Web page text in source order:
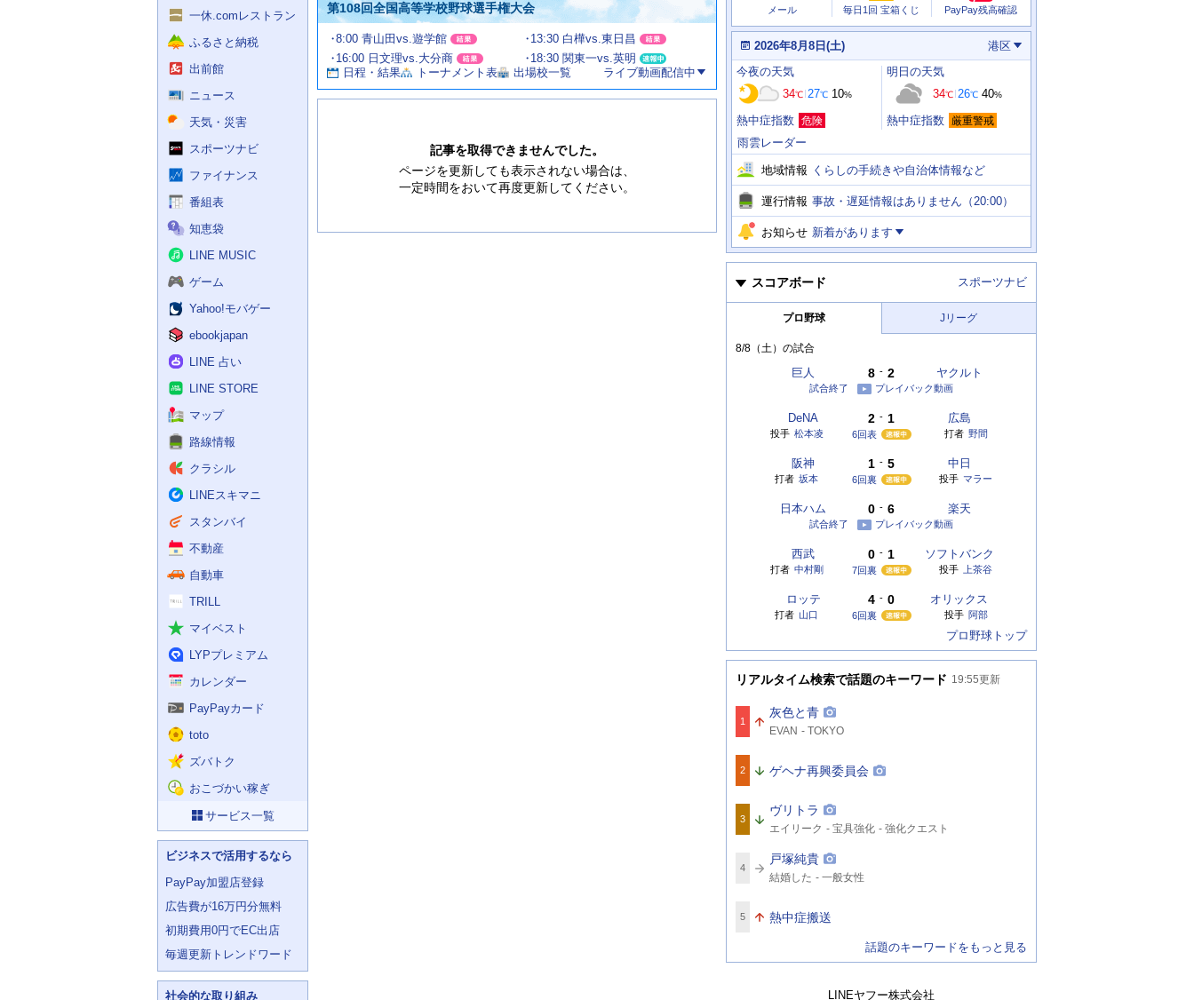
一休.comレストラン
ふるさと納税
出前館
ニュース
天気・災害
スポーツナビ
ファイナンス
番組表
知恵袋
LINE MUSIC
ゲーム
Yahoo!モバゲー
ebookjapan
LINE 占い
LINE STORE
マップ
路線情報
クラシル
LINEスキマニ
スタンバイ
不動産
自動車
TRILL
マイベスト
LYPプレミアム
カレンダー
PayPayカード
toto
ズバトク
おこづかい稼ぎ
サービス一覧
ビジネスで活用するなら
PayPay加盟店登録
広告費が16万円分無料
初期費用0円でEC出店
毎週更新トレンドワード
社会的な取り組み
第108回全国高等学校野球選手権大会
試
合
情
報
8:00 青山田vs.遊学館
13:30 白樺vs.東日昌
16:00 日文理vs.大分商
18:30 関東一vs.英明
日程・結果
トーナメント表 出場校一覧 ライブ動画配信中
お
す
記事を取得できませんでした。
ページを更新しても表示されない場合は、
一定時間をおいて再度更新してください。
情
報
ス
メール 毎日1回 宝箱くじ PayPay残高確認
本
日
の
天
気
、
運
情
報
2026年8月8日(土) 港区
今
日
明
日
の
天
気
今夜の天気
34℃ 27℃ 10%
熱中症指数 危険
明日 の天気
34℃ 26℃ 40%
熱中症指数 厳重警戒
雨雲レーダー
地域情報 くらしの手続きや自治体情報など
運行情報 事故・遅延情報はありません（20:00）
お知らせ 新着があります
スコアボード スポーツナビ
プロ野球 Jリーグ
8/8（土） の試合
巨人 ヤクルト
試合終了 プレイバック動画
8 - 2
DeNA 広島
6回表
2 - 1
投手 松本凌 打者 野間
阪神 中日
6回裏
1 - 5
打者 坂本 投手 マラー
日本ハム 楽天
試合終了 プレイバック動画
0 - 6
西武 ソフトバンク
7回裏
0 - 1
打者 中村剛 投手 上茶谷
ロッテ オリックス
6回裏
4 - 0
打者 山口 投手 阿部
プロ野球トップ
リアルタイム検索で話題のキーワード 19:55更新
1
灰色と青
関
連
ド
EVAN TOKYO
2 ゲヘナ再興委員会
3
ヴリトラ
連
ー
ド
エイリーク 宝具強化 強化クエスト
4
戸塚純貴
関
連
ー
ド
結婚した 一般女性
5 熱中症搬送
話題のキーワードをもっと見る
LINEヤフー株式会社